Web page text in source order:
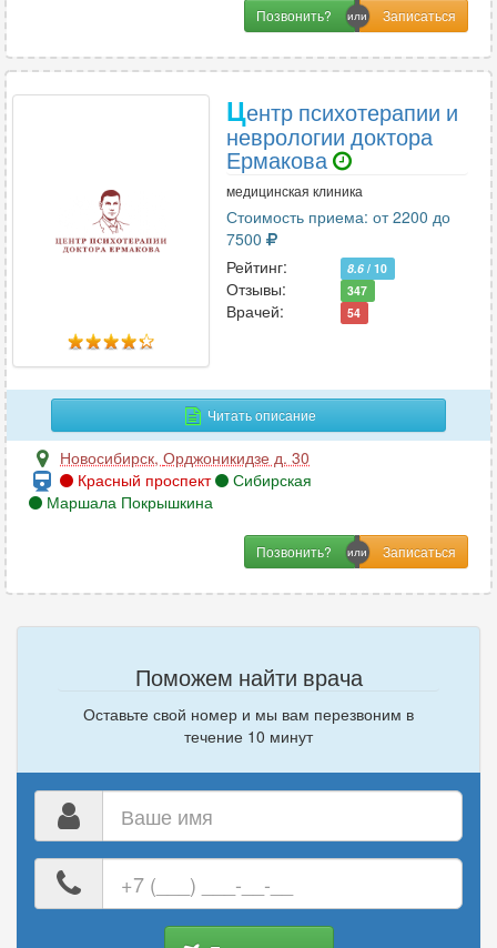
Позвонить?
Центр психотерапии и
неврологии доктора
Ермакова
медицинская клиника
Стоимость приема: от 2200 до
7500
Рейтинг:
8.6 / 10
Отзывы: 347
Врачей: 54
Читать описание
Новосибирск, Орджоникидзе д. 30
Красный проспект
Сибирская
Маршала Покрышкина
Позвонить?
Поможем найти врача
Оставьте свой номер и мы вам перезвоним в
течение 10 минут
номер
телефона